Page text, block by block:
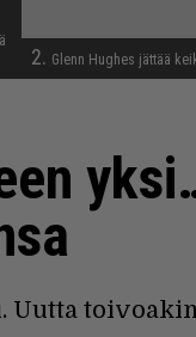
2. Glenn Hughes jättää
Uutta